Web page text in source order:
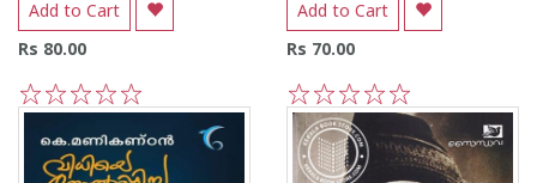
Add to Cart
Rs 80.00
5
4
3
2
1
Add to Cart
Rs 70.00
5
4
3
2
1